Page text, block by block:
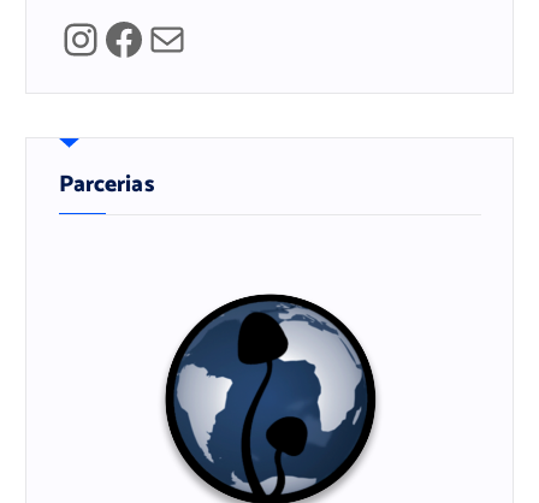
InstagramFacebook Mail
Parcerias